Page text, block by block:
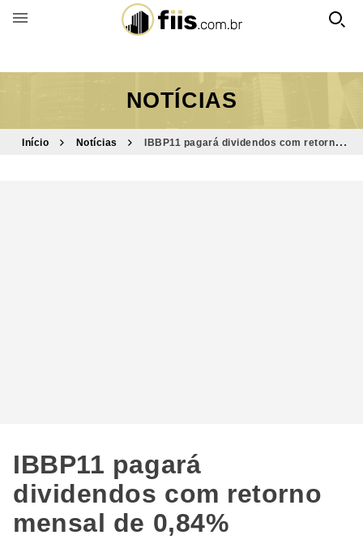
BUSCAR POR FUNDO
NOTÍCIAS
Início Notícias
IBBP11 pagará dividendos com retorno
IBBP11 pagará
dividendos com retorno
mensal de 0,84%